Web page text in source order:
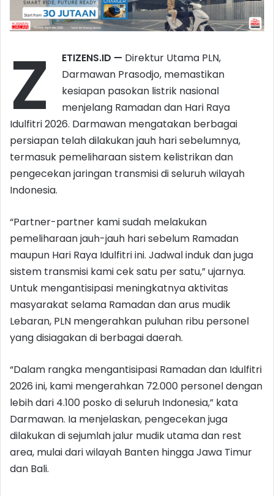
Z ETIZENS.ID — Direktur Utama PLN,
Darmawan Prasodjo, memastikan
kesiapan pasokan listrik nasional
menjelang Ramadan dan Hari Raya
Idulfitri 2026. Darmawan mengatakan berbagai
persiapan telah dilakukan jauh hari sebelumnya,
termasuk pemeliharaan sistem kelistrikan dan
pengecekan jaringan transmisi di seluruh wilayah
Indonesia.
“Partner-partner kami sudah melakukan
pemeliharaan jauh-jauh hari sebelum Ramadan
maupun Hari Raya Idulfitri ini. Jadwal induk dan juga
sistem transmisi kami cek satu per satu,” ujarnya.
Untuk mengantisipasi meningkatnya aktivitas
masyarakat selama Ramadan dan arus mudik
Lebaran, PLN mengerahkan puluhan ribu personel
yang disiagakan di berbagai daerah.
“Dalam rangka mengantisipasi Ramadan dan Idulfitri
2026 ini, kami mengerahkan 72.000 personel dengan
lebih dari 4.100 posko di seluruh Indonesia,” kata
Darmawan. Ia menjelaskan, pengecekan juga
dilakukan di sejumlah jalur mudik utama dan rest
area, mulai dari wilayah Banten hingga Jawa Timur
dan Bali.